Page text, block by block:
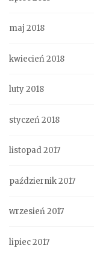
maj 2018
kwiecień 2018
luty 2018
styczeń 2018
listopad 2017
październik 2017
wrzesień 2017
lipiec 2017